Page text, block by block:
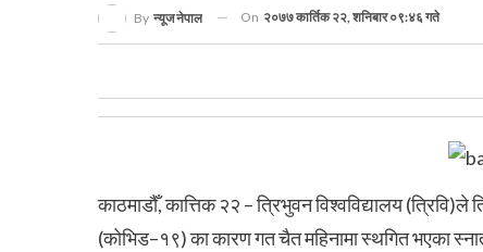
By न्यूज नेपाल On २०७७ कार्तिक २२, शनिबार ०९:४६ गते
काठमाडौँ, कात्तिक २२ – त्रिभुवन विश्वविद्यालय (त्रिवि)ले
(कोभिड–१९) का कारण गत चैत महिनामा स्थगित भएका